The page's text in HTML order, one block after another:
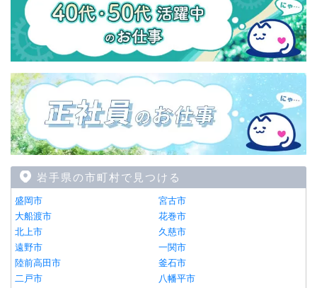
岩手県の市町村で見つける
盛岡市
宮古市
大船渡市
花巻市
北上市
久慈市
遠野市
一関市
陸前高田市
釜石市
二戸市
八幡平市